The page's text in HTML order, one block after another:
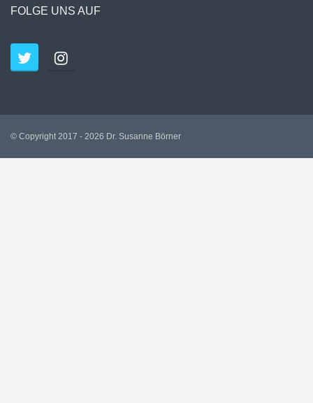
FOLGE UNS AUF
© Copyright 2017 - 2026 Dr. Susanne Börner